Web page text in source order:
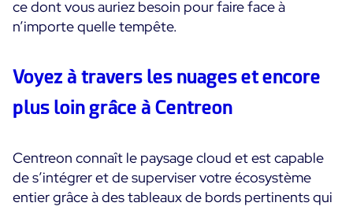
ce dont vous auriez besoin pour faire face à
n’importe quelle tempête.
Voyez à travers les nuages et encore
plus loin grâce à Centreon
Centreon connaît le paysage cloud et est capable
de s’intégrer et de superviser votre écosystème
entier grâce à des tableaux de bords pertinents qui